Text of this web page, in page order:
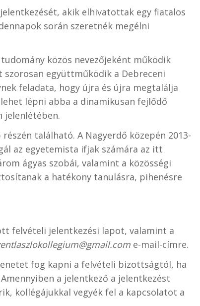
akik elhivatottak egy fiatalos
során szeretnék megélni
közös nevezőjeként működik
szorosan együttműködik a Debreceni
feladata, hogy újra és újra megtalálja
lépni abba a dinamikusan fejlődő
jelenlétében.
található. A Nagyerdő közepén 2013-
az egyetemista ifjak számára az itt
ágyas szobái, valamint a közösségi
a hatékony tanulásra, pihenésre
felvételi jelentkezési lapot, valamint a
e-mail-címre.
fog kapni a felvételi bizottságtól, ha
a jelentkező a jelentkezést
kollégájukkal vegyék fel a kapcsolatot a